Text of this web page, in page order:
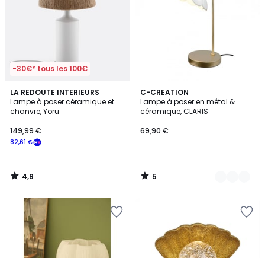
-30€* tous les 100€
LA REDOUTE INTERIEURS
Lampe à poser céramique et
chanvre, Yoru
82,61 €
149,99 €
4,9
/ 5
4,9
/
C-CREATION
Lampe à poser en métal &
céramique, CLARIS
69,90 €
5
/
5
3
Couleurs
5
/